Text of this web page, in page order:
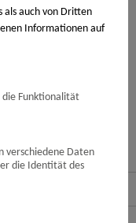
als auch von Dritten
Informationen auf
Endgerät abgerufen
Statistik-Cookies. Bei
die technisch
Dienst
auf Grund einer von
ist freiwillig.
haben,
Sie können Ihre
und ändern Sie Ihre
die Funktionalität
verschiedene Daten
die Identität des
den Raum
-...